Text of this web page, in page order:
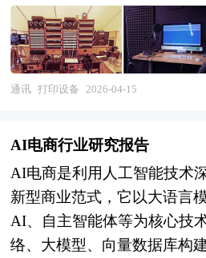
印场景，更深度渗透至工业
健康、建筑原型及个性化消
域。随着数字化转型的纵深
纯的文档输出工具演进为集
着不可替代的角色。 当前，
处于结构性调整与技术迭代
面，远程办公与混合工作模
场需求格局，家庭办公场景
比、智能化打印解决方案的
通讯 打印设备 2026-04-15
AI电商行业研究报告
AI电商是利用人工智能技术
新型商业范式，它以大语言
AI、自主智能体等为核心技
络、大模型、向量数据库构